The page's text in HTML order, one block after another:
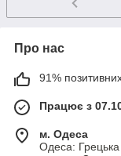
Про нас
91% позитивних
Працює з
м. Одеса
Одеса: